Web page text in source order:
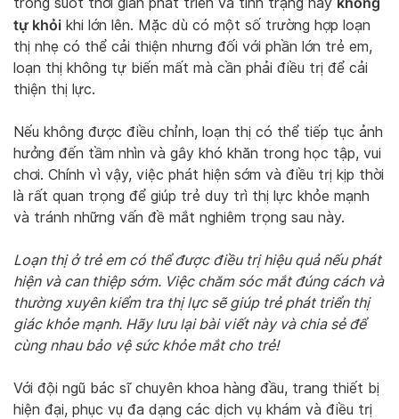
tự khỏi khi lớn lên. Mặc dù có một số trường hợp loạn
thị nhẹ có thể cải thiện nhưng đối với phần lớn trẻ em,
loạn thị không tự biến mất mà cần phải điều trị để cải
thiện thị lực.
Nếu không được điều chỉnh, loạn thị có thể tiếp tục ảnh
hưởng đến tầm nhìn và gây khó khăn trong học tập, vui
chơi. Chính vì vậy, việc phát hiện sớm và điều trị kịp thời
là rất quan trọng để giúp trẻ duy trì thị lực khỏe mạnh
và tránh những vấn đề mắt nghiêm trọng sau này.
Loạn thị ở trẻ em có thể được điều trị hiệu quả nếu phát
hiện và can thiệp sớm. Việc chăm sóc mắt đúng cách và
thường xuyên kiểm tra thị lực sẽ giúp trẻ phát triển thị
giác khỏe mạnh. Hãy lưu lại bài viết này và chia sẻ để
cùng nhau bảo vệ sức khỏe mắt cho trẻ!
Với đội ngũ bác sĩ chuyên khoa hàng đầu, trang thiết bị
hiện đại, phục vụ đa dạng các dịch vụ khám và điều trị